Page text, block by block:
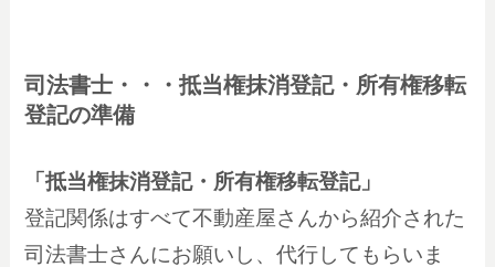
司法書士・・・抵当権抹消登記・所有権移転
登記の準備
「抵当権抹消登記・所有権移転登記」
登記関係はすべて不動産屋さんから紹介された
司法書士さんにお願いし、代行してもらいま